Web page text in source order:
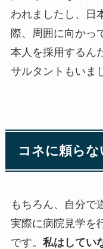
われましたし、日
際、周囲に向かっ
本人を採用するん
サルタントもいま
コネに頼らな
もちろん、自分で
実際に病院見学を
です。 私はしてい